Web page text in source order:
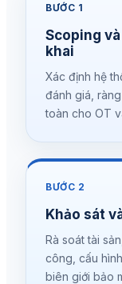
BƯỚC 1
Scoping
khai
Xác định hệ
đánh giá,
toàn cho OT
BƯỚC 2
Khảo sát
Rà soát tài
công, cấu
biên giới bảo